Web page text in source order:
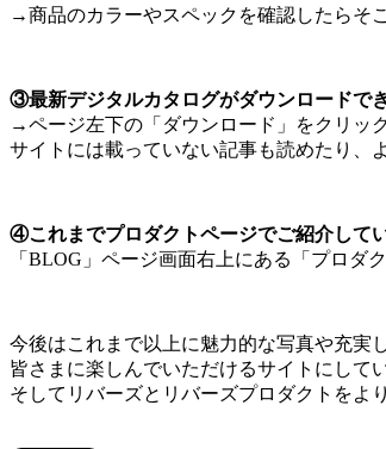
→商品のカラーやスペックを確認したらそ
③最新デジタルカタログがダウンロードで
→ページ左下の「ダウンロード」をクリッ
サイトには載っていない記事も読めたり、
④これまでプロダクトページでご紹介して
「BLOG」ページ画面右上にある「プロダ
今後はこれまで以上に魅力的な写真や充実
皆さまに楽しんでいただけるサイトにして
そしてリバーズとリバーズプロダクトをよ